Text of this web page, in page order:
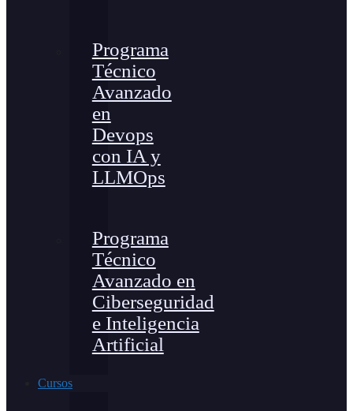
Programa
Técnico
Avanzado
en
Devops
con IA y
LLMOps
Programa
Técnico
Avanzado en
Ciberseguridad
e Inteligencia
Artificial
Cursos